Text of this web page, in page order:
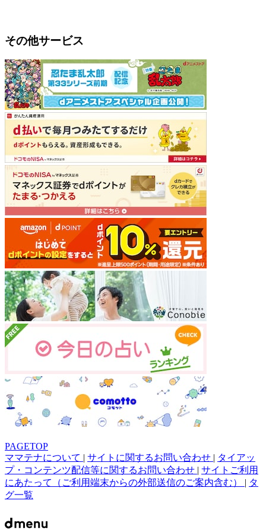
その他サービス
PAGETOP
ママテナについて | サイトに関するお問い合わせ | タイアッ
プ・コンテンツ配信等に関するお問い合わせ | サイトご利用
にあたって（ご利用端末からの外部送信のご案内含む） | タ
グ一覧